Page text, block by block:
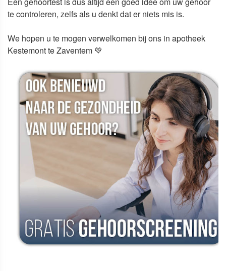
te controleren, zelfs als u denkt dat er niets mis is.
We hopen u te mogen verwelkomen bij ons in apotheek
Kestemont te Zaventem 💚